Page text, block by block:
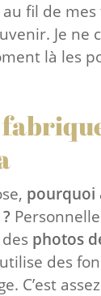
fil de mes
Je ne
là les
pourquoi
photos
des
C’est